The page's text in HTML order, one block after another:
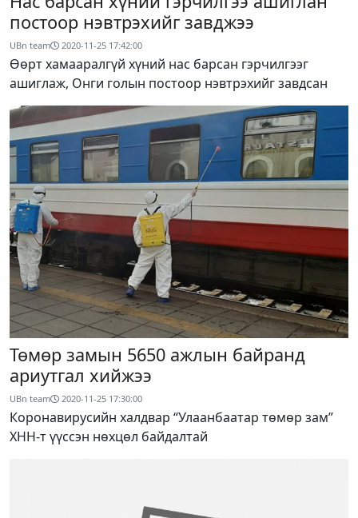
постоор нэвтрэхийг завджээ
UBn team 2020-11-25 17:42:00
Өөрт хамааралгүй хүний нас барсан гэрчилгээг
ашиглаж, Онги голын постоор нэвтрэхийг завдсан
Төмөр замын 5650 ажлын байранд
ариутгал хийжээ
UBn team 2020-11-25 17:30:00
Коронавирусийн халдвар “Улаанбаатар төмөр зам”
ХНН-т үүссэн нөхцөл байдалтай